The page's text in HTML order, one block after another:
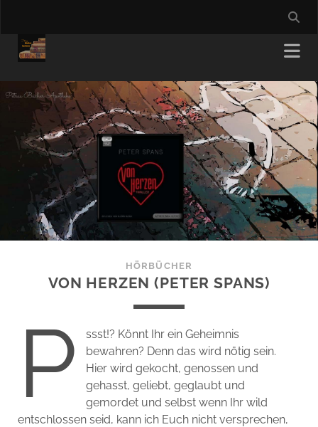
HÖRBÜCHER
VON HERZEN (PETER SPANS)
P
ssst!? Könnt Ihr ein Geheimnis
bewahren? Denn das wird nötig sein.
Hier wird gekocht, genossen und
gehasst, geliebt, geglaubt und
gemordet und selbst wenn Ihr wild
entschlossen seid, kann ich Euch nicht versprechen,